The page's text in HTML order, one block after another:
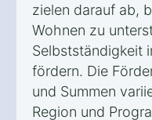
zielen darauf ab,
Wohnen zu
Selbstständigkeit
fördern. Die
und Summen
Region und